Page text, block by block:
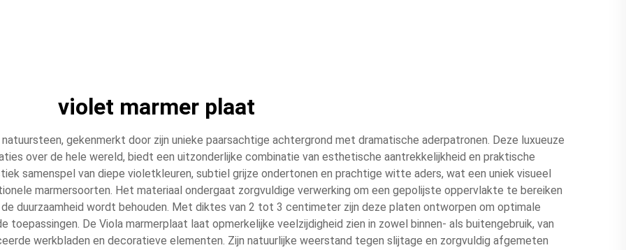
violet marmer plaat
gekenmerkt door zijn unieke paarsachtige achtergrond met dramatische aderpatronen. Deze luxueuze
over de hele wereld, biedt een uitzonderlijke combinatie van esthetische aantrekkelijkheid en praktische
samenspel van diepe violetkleuren, subtiel grijze ondertonen en prachtige witte aders, wat een uniek visueel
marmersoorten. Het materiaal ondergaat zorgvuldige verwerking om een gepolijste oppervlakte te bereiken
duurzaamheid wordt behouden. Met diktes van 2 tot 3 centimeter zijn deze platen ontworpen om optimale
De Viola marmerplaat laat opmerkelijke veelzijdigheid zien in zowel binnen- als buitengebruik, van
werkbladen en decoratieve elementen. Zijn natuurlijke weerstand tegen slijtage en zorgvuldig afgemeten